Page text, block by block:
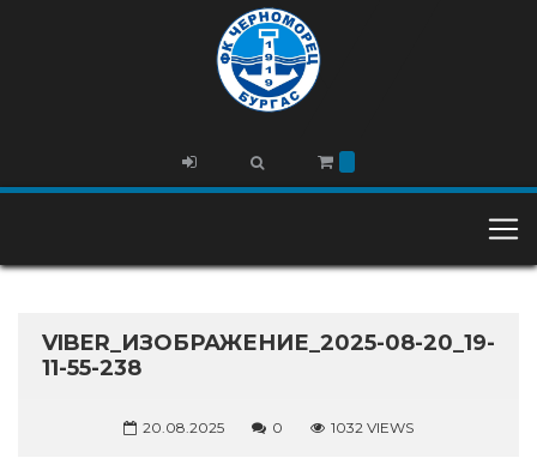
VIBER_ИЗОБРАЖЕНИЕ_2025-08-20_19-
11-55-238
20.08.2025 0 1032 VIEWS